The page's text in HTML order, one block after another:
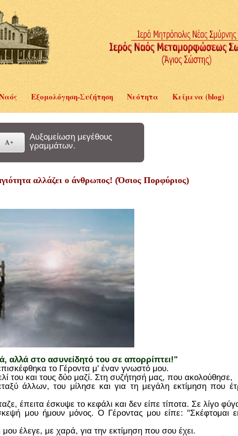
Εξομολόγηση-Συζήτηση Νεότητα Κείμενα (blog)
Αυξομείωση μεγέθους
γραμμάτων.
αλλάζει ο άνθρωπος! (Όσιος Πορφύριος)
αλλά στο ασυνείδητό του σε απορρίπτει!"
το Γέροντα μ' έναν γνωστό μου.
του και τους δύο μαζί. Στη συζήτησή μας, που ακολούθησε,
άλλων, του μίλησε και για τη μεγάλη εκτίμηση που
έπειτα έσκυψε το κεφάλι και δεν είπε τίποτα. Σε λίγο
μου ήμουν μόνος. Ο Γέροντας μου είπε: "Σκέφτομαι
έλεγε, με χαρά, για την εκτίμηση που σου έχει.